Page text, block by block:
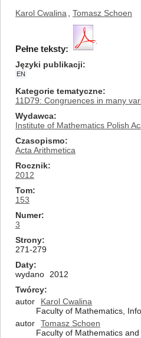
Karol Cwalina Tomasz Schoen
Pełne teksty:
Języki publikacji
EN
Kategorie tematyczne
11D79: Congruences in many
Wydawca
Institute of Mathematics Polish
Czasopismo
Acta Arithmetica
Rocznik
2012
Tom
153
Numer
3
Strony
271-279
Daty
wydano
2012
Twórcy
autor
Karol Cwalina
Faculty of Mathematics,
autor
Tomasz Schoen
Faculty of Mathematics